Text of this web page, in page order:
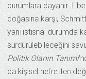
durumlara dayanır.
doğasına karşı,
yani istisnai durumda
sürdürülebileceğini
Politik Olanın Tanımı
da kişisel nefretten